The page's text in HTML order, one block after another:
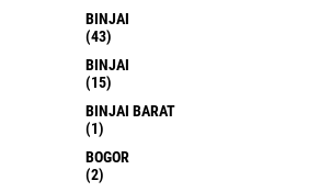
BINJAI
(43)
BINJAI
(15)
BINJAI BARAT
(1)
BOGOR
(2)